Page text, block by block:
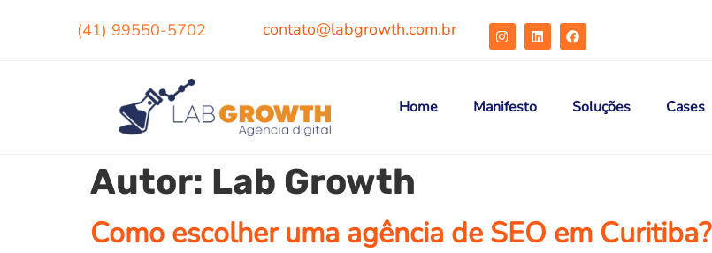
(41) 99550-5702 contato@labgrowth.com.br
Home Manifesto Soluções Cases
Autor: Lab Growth
Como escolher uma agência de SEO em Curitiba?